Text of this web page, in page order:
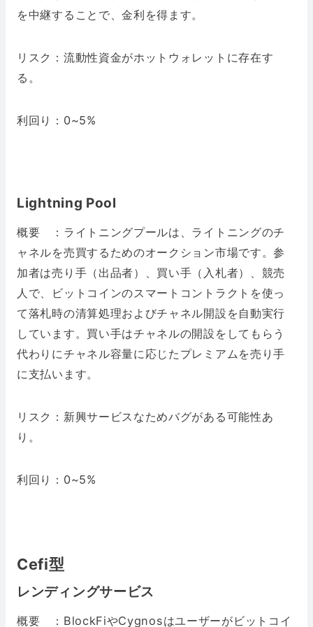
を中継することで、金利を得ます。
リスク：流動性資金がホットウォレットに存在す
る。
利回り：0~5%
Lightning Pool
概要 ：ライトニングプールは、ライトニングのチ
ャネルを売買するためのオークション市場です。参
加者は売り手（出品者）、買い手（入札者）、競売
人で、ビットコインのスマートコントラクトを使っ
て落札時の清算処理およびチャネル開設を自動実行
しています。買い手はチャネルの開設をしてもらう
代わりにチャネル容量に応じたプレミアムを売り手
に支払います。
リスク：新興サービスなためバグがある可能性あ
り。
利回り：0~5%
Cefi型
レンディングサービス
概要 ：BlockFiやCygnosはユーザーがビットコイ